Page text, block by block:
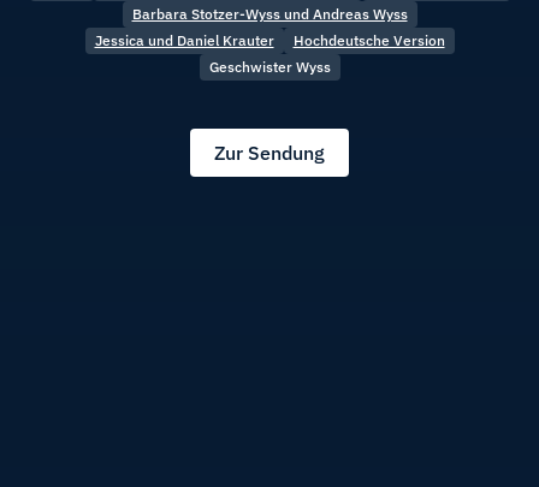
Barbara Stotzer-Wyss und Andreas Wyss
Jessica und Daniel Krauter
Hochdeutsche Version
Geschwister Wyss
Zur Sendung